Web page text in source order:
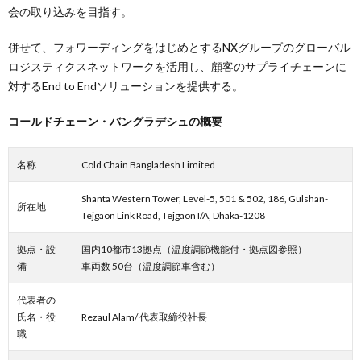
会の取り込みを目指す。
併せて、フォワーディングをはじめとするNXグループのグローバル
ロジスティクスネットワークを活用し、顧客のサプライチェーンに
対するEnd to Endソリューションを提供する。
コールドチェーン・バングラデシュの概要
名称 Cold Chain Bangladesh Limited
所在地
Shanta Western Tower, Level-5, 501 & 502, 186, Gulshan-
Tejgaon Link Road, Tejgaon I/A, Dhaka-1208
拠点・設
備
国内10都市13拠点（温度調節機能付・拠点図参照）
車両数 50台（温度調節車含む）
代表者の
氏名・役
職
Rezaul Alam/ 代表取締役社長